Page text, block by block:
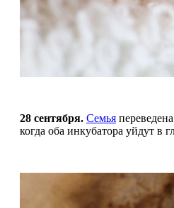
28 сентября. Семья
когда оба инкубатора уйдут в